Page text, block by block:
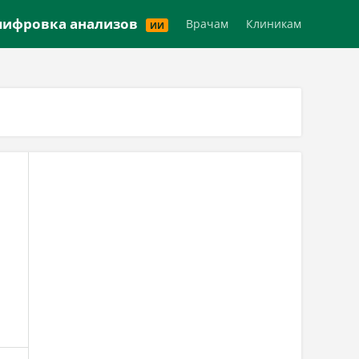
анализов ИИ Врачам Клиникам